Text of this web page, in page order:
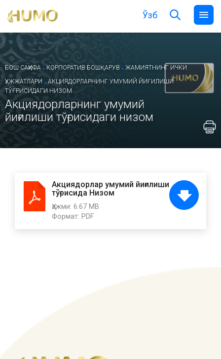
Ўзб
БОШ САҲИФА . КОРПОРАТИВ БОШҚАРУВ . ЖАМИЯТНИНГ ИЧКИ
ҲУЖЖАТЛАРИ . AКЦИЯДОРЛАРНИНГ УМУМИЙ ЙИҒИЛИШИ
ТЎҒРИСИДАГИ НИЗОМ
Aкциядорларнинг умумий
йиғилиши тўғрисидаги низом
Акциядорлар умумий йиғилиши
тўғрисида Низом
Ҳажми: 6.67 MB
Формат: PDF